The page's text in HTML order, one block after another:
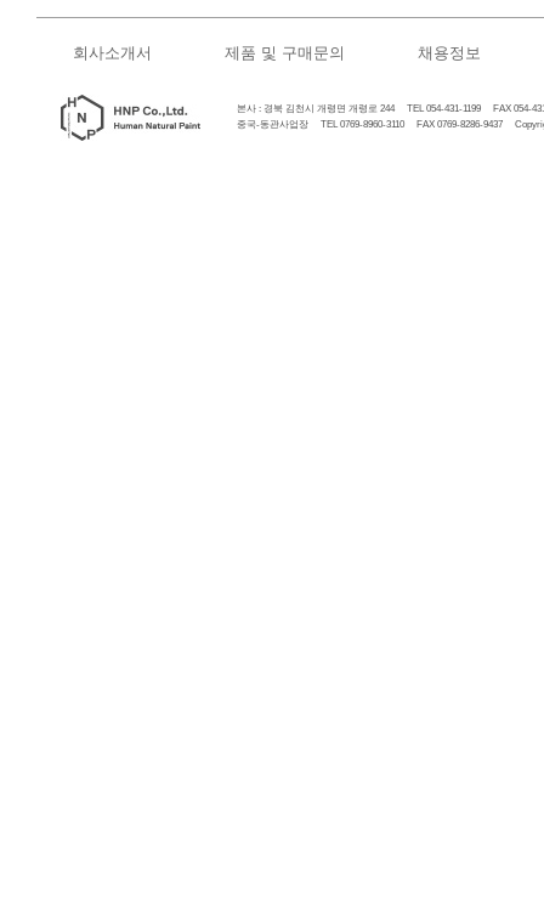
회사소개서 제품 및 구매문의 채용정보
본사 : 경북 김천시 개령면 개령로 244 TEL 054-431-1199 FAX 054-
중국-동관사업장 TEL 0769-8960-3110 FAX 0769-8286-9437